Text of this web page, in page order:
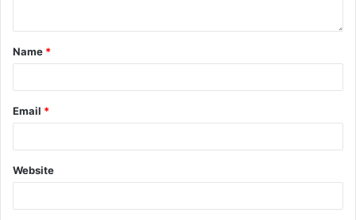
Name *
Email *
Website